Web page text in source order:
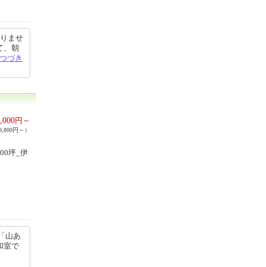
ませ
、朝
つづき
円～
円～）
坪_伊
山あ
室で